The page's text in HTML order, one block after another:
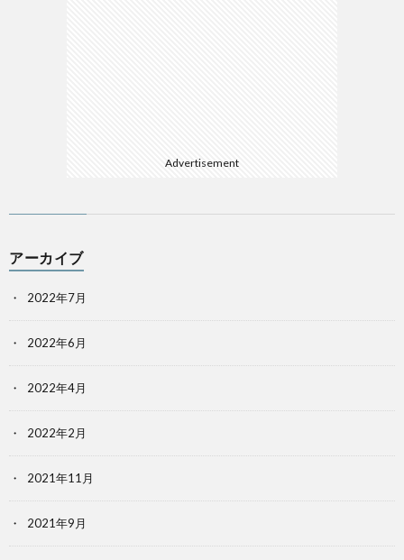
Advertisement
アーカイブ
2022年7月
2022年6月
2022年4月
2022年2月
2021年11月
2021年9月